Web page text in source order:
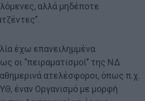
αλλά μηδέποτε
έχω επανειλημμένα
οι ‘’πειραματισμοί’’ της ΝΔ
ατελέσφοροι, όπως π.χ.
έναν Οργανισμό με μορφή